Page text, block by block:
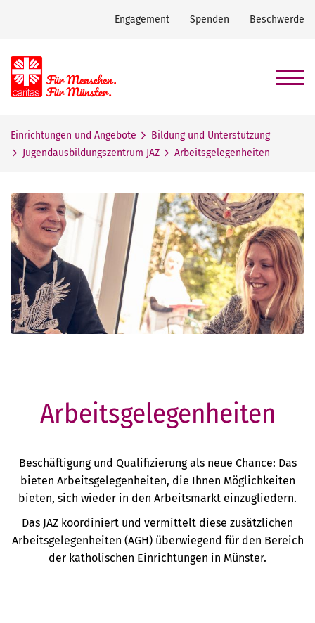
Engagement Spenden Beschwerde
Einrichtungen und Angebote
Bildung und Unterstützung
Jugendausbildungszentrum JAZ
Arbeitsgelegenheiten
Arbeitsgelegenheiten
Beschäftigung und Qualifizierung als neue Chance: Das
bieten Arbeitsgelegenheiten, die Ihnen Möglichkeiten
bieten, sich wieder in den Arbeitsmarkt einzugliedern.
Das JAZ koordiniert und vermittelt diese zusätzlichen
Arbeitsgelegenheiten (AGH) überwiegend für den Bereich
der katholischen Einrichtungen in Münster.